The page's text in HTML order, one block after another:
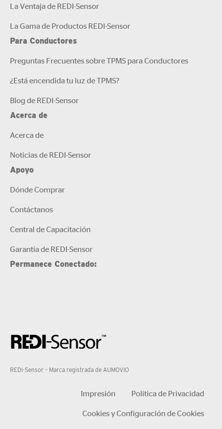
La Ventaja de REDI-Sensor
La Gama de Productos REDI-Sensor
Para Conductores
Preguntas Frecuentes sobre TPMS para Conductores
¿Está encendida tu luz de TPMS?
Blog de REDI-Sensor
Acerca de
Acerca de
Noticias de REDI-Sensor
Apoyo
Dónde Comprar
Contáctanos
Central de Capacitación
Garantía de REDI-Sensor
Permanece Conectado:
REDI-Sensor – Marca registrada de AUMOVIO
Impresión
Política de Privacidad
Cookies y Configuración de Cookies